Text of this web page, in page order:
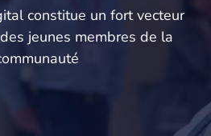
constitue un fort vecteur
jeunes membres de la